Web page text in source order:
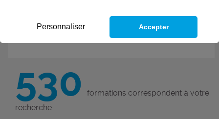
Découvrez nos formations
530
formations correspondent à votre
recherche
Personnaliser Accepter